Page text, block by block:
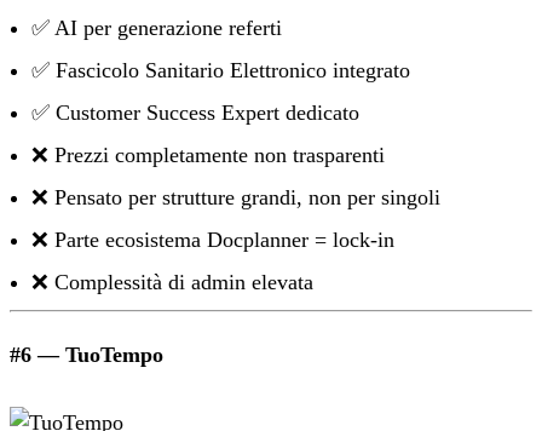
✅ AI per generazione referti
✅ Fascicolo Sanitario Elettronico integrato
✅ Customer Success Expert dedicato
❌ Prezzi completamente non trasparenti
❌ Pensato per strutture grandi, non per singoli
❌ Parte ecosistema Docplanner = lock-in
❌ Complessità di admin elevata
#6 — TuoTempo